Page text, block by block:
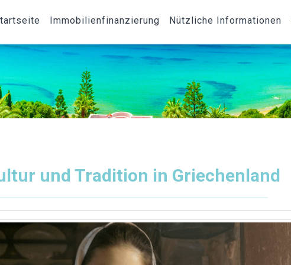
Immobilienfinanzierung Nützliche Informationen
und Tradition in Griechenland